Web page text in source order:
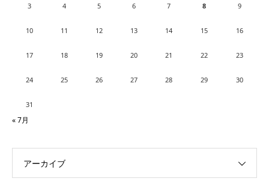
3 4 5 6 7 8 9
10 11 12 13 14 15 16
17 18 19 20 21 22 23
24 25 26 27 28 29 30
31
« 7月
アーカイブ